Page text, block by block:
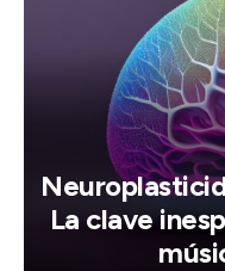
La clave